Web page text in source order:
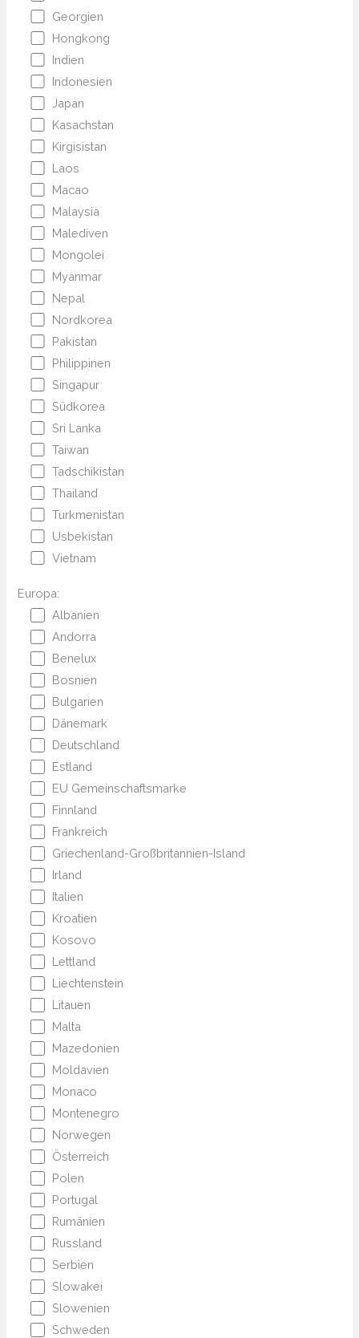
Georgien
Hongkong
Indien
Indonesien
Japan
Kasachstan
Kirgisistan
Laos
Macao
Malaysia
Malediven
Mongolei
Myanmar
Nepal
Nordkorea
Pakistan
Philippinen
Singapur
Südkorea
Sri Lanka
Taiwan
Tadschikistan
Thailand
Turkmenistan
Usbekistan
Vietnam
Europa:
Albanien
Andorra
Benelux
Bosnien
Bulgarien
Dänemark
Deutschland
Estland
EU Gemeinschaftsmarke
Finnland
Frankreich
Griechenland-Großbritannien-Island
Irland
Italien
Kroatien
Kosovo
Lettland
Liechtenstein
Litauen
Malta
Mazedonien
Moldavien
Monaco
Montenegro
Norwegen
Österreich
Polen
Portugal
Rumänien
Russland
Serbien
Slowakei
Slowenien
Schweden